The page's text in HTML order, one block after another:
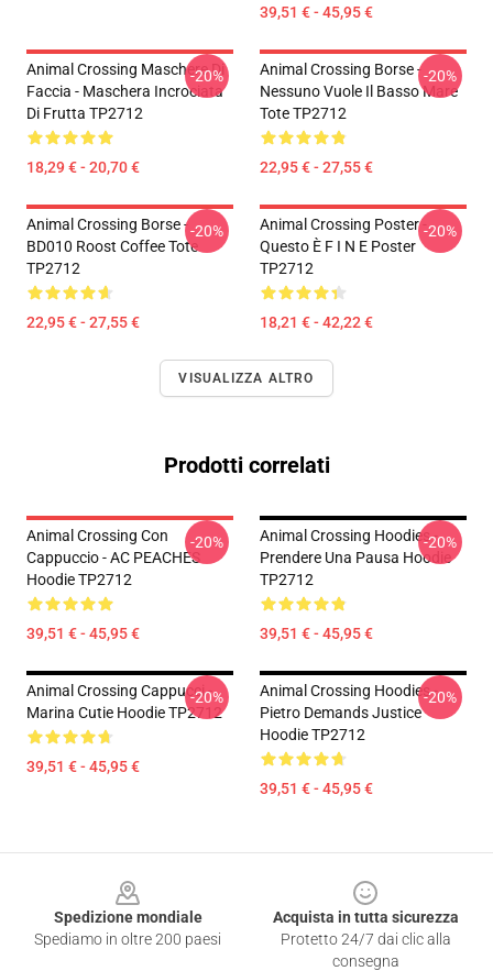
39,51 € - 45,95 €
Animal Crossing Maschere Di
Faccia - Maschera Incrociata
Di Frutta TP2712
18,29 € - 20,70 €
-20%
Animal Crossing Borse -
Nessuno Vuole Il Basso Mare
Tote TP2712
22,95 € - 27,55 €
-20%
Animal Crossing Borse -
BD010 Roost Coffee Tote
TP2712
22,95 € - 27,55 €
-20%
Animal Crossing Poster -
Questo È F I N E Poster
TP2712
18,21 € - 42,22 €
-20%
VISUALIZZA ALTRO
Prodotti correlati
Animal Crossing Con
Cappuccio - AC PEACHES
Hoodie TP2712
39,51 € - 45,95 €
-20%
Animal Crossing Hoodies -
Prendere Una Pausa Hoodie
TP2712
39,51 € - 45,95 €
-20%
Animal Crossing Cappucci -
Marina Cutie Hoodie TP2712
39,51 € - 45,95 €
-20%
Animal Crossing Hoodies -
Pietro Demands Justice
Hoodie TP2712
39,51 € - 45,95 €
-20%
Spedizione mondiale
Spediamo in oltre 200 paesi
Acquista in tutta sicurezza
Protetto 24/7 dai clic alla
consegna